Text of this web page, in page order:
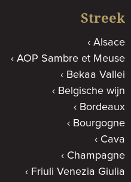
Streek
Alsace
AOP Sambre et Meuse
Bekaa Vallei
Belgische wijn
Bordeaux
Bourgogne
Cava
Champagne
Friuli Venezia Giulia